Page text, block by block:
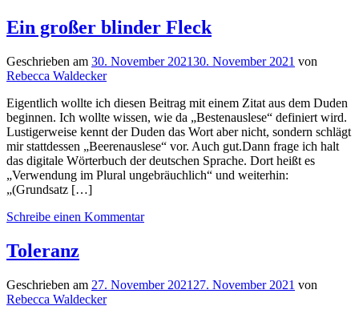
Ein großer blinder Fleck
Geschrieben am 30. November 202130. November 2021 von
Rebecca Waldecker
Eigentlich wollte ich diesen Beitrag mit einem Zitat aus dem Duden
beginnen. Ich wollte wissen, wie da „Bestenauslese“ definiert wird.
Lustigerweise kennt der Duden das Wort aber nicht, sondern schlägt
mir stattdessen „Beerenauslese“ vor. Auch gut.Dann frage ich halt
das digitale Wörterbuch der deutschen Sprache. Dort heißt es
„Verwendung im Plural ungebräuchlich“ und weiterhin:
„(Grundsatz […]
Schreibe einen Kommentar
Toleranz
Geschrieben am 27. November 2021 27. November 2021 von
Rebecca Waldecker